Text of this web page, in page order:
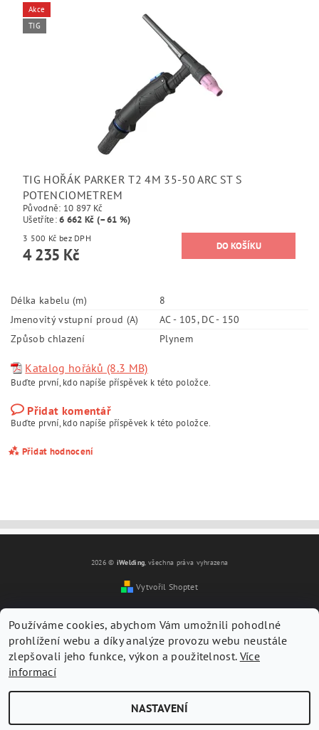
Akce
TIG
TIG HOŘÁK PARKER T2 4M 35-50 ARC ST S
POTENCIOMETREM
Původně: 10 897 Kč
Ušetříte:6 662 Kč (–61 %)
3 500 Kč bez DPH
4 235 Kč
Délka kabelu (m)
8
Jmenovitý vstupní proud (A)
AC - 105, DC - 150
Způsob chlazení
Plynem
Katalog hořáků (8.3 MB)
Buďte první, kdo napíše příspěvek k této položce.
Přidat komentář
Buďte první, kdo napíše příspěvek k této položce.
Přidat hodnocení
Vložením hodnocení souhlasíte s
2026 © iWelding, všechna práva vyhrazena
Vytvořil Shoptet
Používáme cookies, abychom Vám umožnili pohodlné
prohlížení webu a díky analýze provozu webu neustále
zlepšovali jeho funkce, výkon a použitelnost. Více
informací
NASTAVENÍ